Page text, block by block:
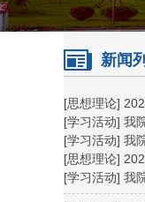
新闻
[思想理论]
[学习活动] 我
[学习活动] 我
[思想理论]
[学习活动] 我